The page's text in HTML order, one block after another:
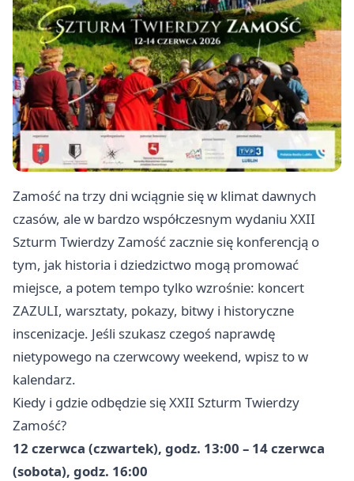
Zamość na trzy dni wciągnie się w klimat dawnych
czasów, ale w bardzo współczesnym wydaniu XXII
Szturm Twierdzy Zamość zacznie się konferencją o
tym, jak historia i dziedzictwo mogą promować
miejsce, a potem tempo tylko wzrośnie: koncert
ZAZULI, warsztaty, pokazy, bitwy i historyczne
inscenizacje. Jeśli szukasz czegoś naprawdę
nietypowego na czerwcowy weekend, wpisz to w
kalendarz.
Kiedy i gdzie odbędzie się XXII Szturm Twierdzy
Zamość?
12 czerwca (czwartek), godz. 13:00 – 14 czerwca
(sobota), godz. 16:00